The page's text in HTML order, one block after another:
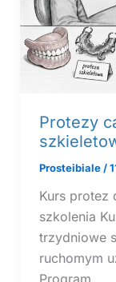
Protezy
Prosteibiale /
Kurs protez
szkolenia
trzydniowe
ruchomym
Program